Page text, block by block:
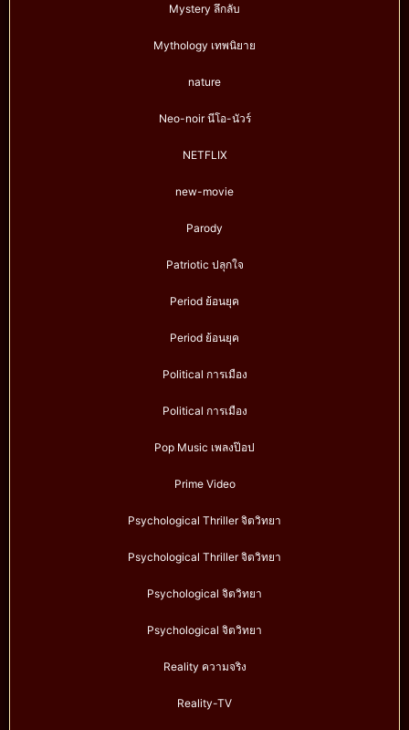
Mystery ลึกลับ
Mythology เทพนิยาย
nature
Neo-noir นีโอ-นัวร์
NETFLIX
new-movie
Parody
Patriotic ปลุกใจ
Period ย้อนยุค
Period ย้อนยุค
Political การเมือง
Political การเมือง
Pop Music เพลงป๊อป
Prime Video
Psychological Thriller จิตวิทยา
Psychological Thriller จิตวิทยา
Psychological จิตวิทยา
Psychological จิตวิทยา
Reality ความจริง
Reality-TV